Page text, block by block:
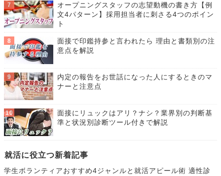
オープニングスタッフの志望動機の書き方【例
文4パターン】採用担当者に刺さる4つのポイン
ト
面接で印鑑持参と言われたら 理由と書類別の注
意点を解説
内定の報告をお世話になった人にするときのマ
ナーと注意点
面接にリュックはアリ？ナシ？業界別の判断基
準と状況別診断ツール付きで解説
就活に役立つ新着記事
学生ボランティアおすすめ4ジャンルと就活アピール術 適性診